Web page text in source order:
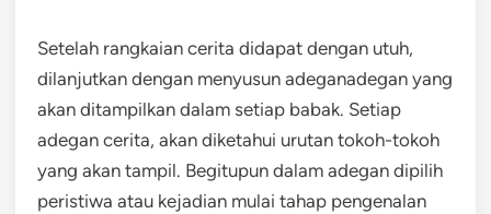
Setelah rangkaian cerita didapat dengan utuh,
dilanjutkan dengan menyusun adeganadegan yang
akan ditampilkan dalam setiap babak. Setiap
adegan cerita, akan diketahui urutan tokoh-tokoh
yang akan tampil. Begitupun dalam adegan dipilih
peristiwa atau kejadian mulai tahap pengenalan